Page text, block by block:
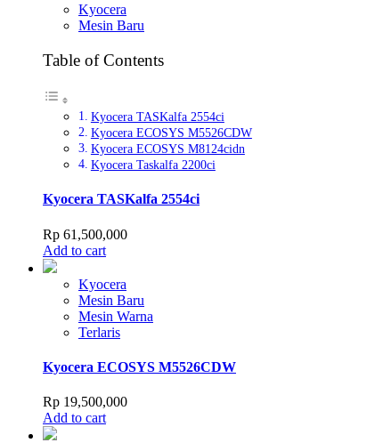
Kyocera
Mesin Baru
Table of Contents
Kyocera TASKalfa 2554ci
Kyocera ECOSYS M5526CDW
Kyocera ECOSYS M8124cidn
Kyocera Taskalfa 2200ci
Kyocera TASKalfa 2554ci
Rp 61,500,000
Add to cart
Kyocera
Mesin Baru
Mesin Warna
Terlaris
Kyocera ECOSYS M5526CDW
Rp 19,500,000
Add to cart